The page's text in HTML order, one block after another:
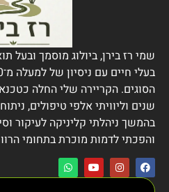
שמי רז בירן, ביולוג מוסמך ובעל
שנים וליוויתי אלפי טיפולים,
בהמשך ניהלתי קליניקה לעיקור
והפכתי לדמות מוכרת בתחומי